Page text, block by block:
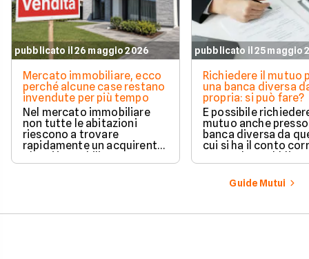
pubblicato il 26 maggio 2026
Mercato immobiliare, ecco
perché alcune case restano
invendute per più tempo
Nel mercato immobiliare
non tutte le abitazioni
riescono a trovare
rapidamente un acquirente.
Alcuni immobili vengono
venduti in poche settimane,
pubblicato il 25 maggio
Richiedere il mutuo
una banca diversa
propria: si può fare?
È possibile
mutuo anche
banca diversa da
cui si ha il conto
senza alcun obbligo
trasferire il proprio
rapporto bancario.
valutazione della
e la gestione
Guide Mutui